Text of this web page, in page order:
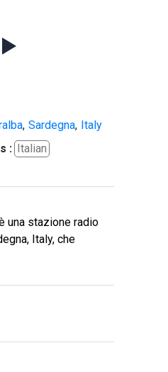
, Sardegna, Italy
:
Italian
una stazione radio
Italy, che